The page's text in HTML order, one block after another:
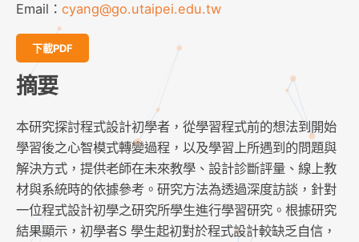
Email： cyang@go.utaipei.edu.tw
下載PDF
摘要
本研究探討程式設計初學者，從學習程式前的想法到開始
學習後之心智模式轉變過程，以及學習上所遇到的問題與
解決方式，提供老師在未來教學、設計診斷評量、線上教
材與系統時的依據參考。研究方法為透過深度訪談，針對
一位程式設計初學之研究所學生進行學習研究。根據研究
結果顯示，初學者S 學生起初對於程式設計較缺乏自信，